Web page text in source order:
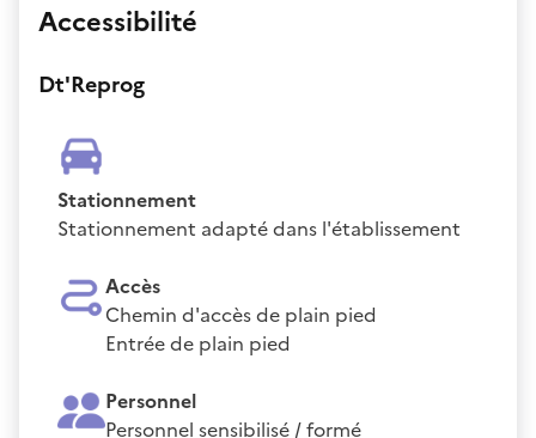
Accessibilité
Dt'Reprog
Stationnement
Stationnement adapté dans l'établissement
Accès
Chemin d'accès de plain pied
Entrée de plain pied
Personnel
Personnel sensibilisé / formé